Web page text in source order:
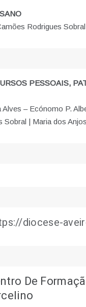
Rodrigues Sobral
PESSOAIS,
Alves – Ecónomo P.
Sobral | Maria dos
diocese-
De